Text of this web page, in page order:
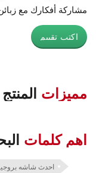
مشاركة أفكارك مع
اكتب تقييم
مميزات المنتج
اهم كلمات
احدث شاشه